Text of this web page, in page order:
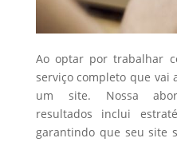
Ao optar por trabalhar
serviço completo que vai
um site. Nossa
resultados inclui
garantindo que seu site